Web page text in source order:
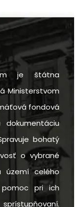
je štátna
Ministerstvom
fondová
bohatý
o vybrané
území celého
pomoc pri ich